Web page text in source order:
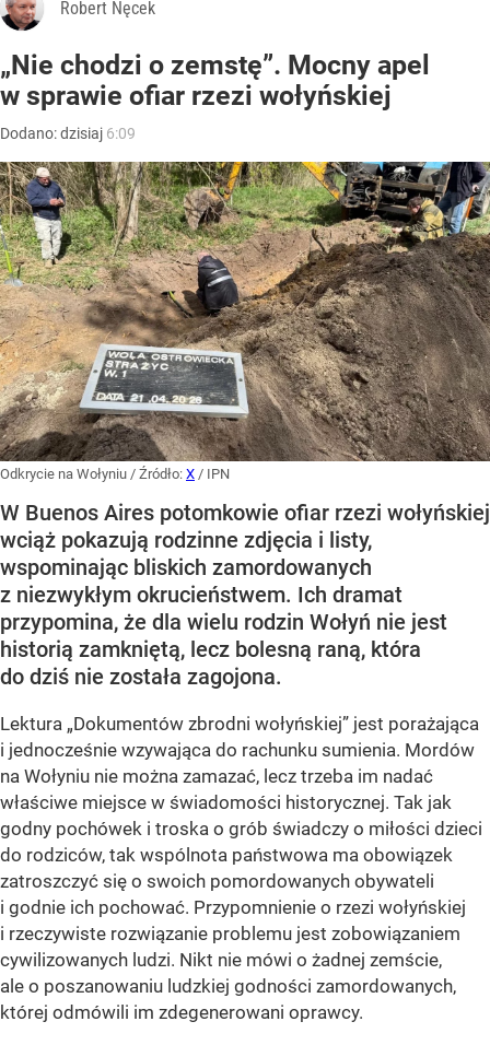
Robert Nęcek
„Nie chodzi o zemstę”. Mocny apel
w sprawie ofiar rzezi wołyńskiej
Dodano:dzisiaj 6:09
Odkrycie na Wołyniu / Źródło: X / IPN
W Buenos Aires potomkowie ofiar rzezi wołyńskiej
wciąż pokazują rodzinne zdjęcia i listy,
wspominając bliskich zamordowanych
z niezwykłym okrucieństwem. Ich dramat
przypomina, że dla wielu rodzin Wołyń nie jest
historią zamkniętą, lecz bolesną raną, która
do dziś nie została zagojona.
Lektura „Dokumentów zbrodni wołyńskiej” jest porażająca
i jednocześnie wzywająca do rachunku sumienia. Mordów
na Wołyniu nie można zamazać, lecz trzeba im nadać
właściwe miejsce w świadomości historycznej. Tak jak
godny pochówek i troska o grób świadczy o miłości dzieci
do rodziców, tak wspólnota państwowa ma obowiązek
zatroszczyć się o swoich pomordowanych obywateli
i godnie ich pochować. Przypomnienie o rzezi wołyńskiej
i rzeczywiste rozwiązanie problemu jest zobowiązaniem
cywilizowanych ludzi. Nikt nie mówi o żadnej zemście,
ale o poszanowaniu ludzkiej godności zamordowanych,
której odmówili im zdegenerowani oprawcy.